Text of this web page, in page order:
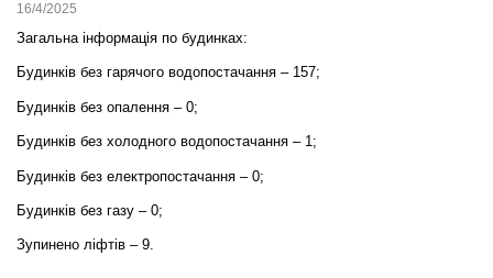
16/4/2025
Загальна інформація по будинках:
Будинків без гарячого водопостачання – 157;
Будинків без опалення – 0;
Будинків без холодного водопостачання – 1;
Будинків без електропостачання – 0;
Будинків без газу – 0;
Зупинено ліфтів – 9.